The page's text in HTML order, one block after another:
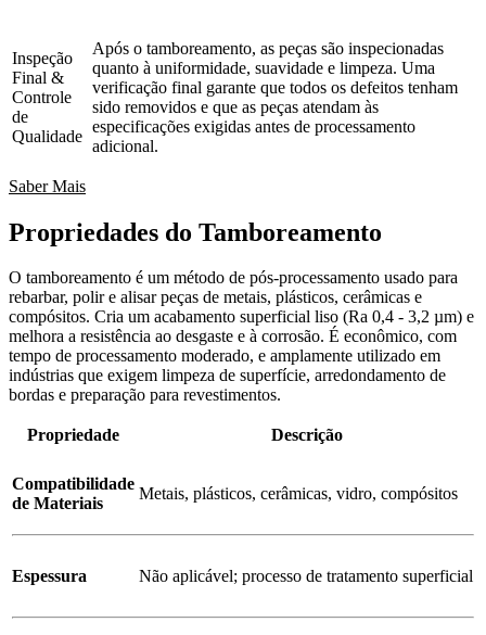
Inspeção
Final &
Controle
de
Qualidade
Após o tamboreamento, as peças são inspecionadas
quanto à uniformidade, suavidade e limpeza. Uma
verificação final garante que todos os defeitos tenham
sido removidos e que as peças atendam às
especificações exigidas antes de processamento
adicional.
Saber Mais
Propriedades do Tamboreamento
O tamboreamento é um método de pós-processamento usado para
rebarbar, polir e alisar peças de metais, plásticos, cerâmicas e
compósitos. Cria um acabamento superficial liso (Ra 0,4 - 3,2 µm) e
melhora a resistência ao desgaste e à corrosão. É econômico, com
tempo de processamento moderado, e amplamente utilizado em
indústrias que exigem limpeza de superfície, arredondamento de
bordas e preparação para revestimentos.
Propriedade Descrição
Compatibilidade
de Materiais
Metais, plásticos, cerâmicas, vidro, compósitos
Espessura Não aplicável; processo de tratamento superficial